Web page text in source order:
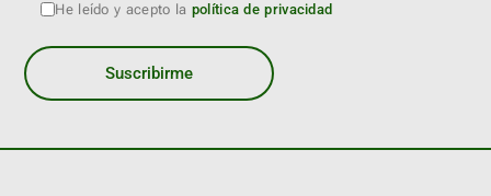
He leído y acepto la política de privacidad